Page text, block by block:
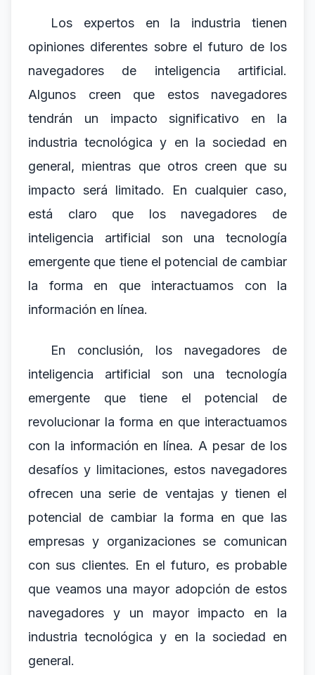
Los expertos en la industria tienen
opiniones diferentes sobre el futuro de los
navegadores de inteligencia artificial.
Algunos creen que estos navegadores
tendrán un impacto significativo en la
industria tecnológica y en la sociedad en
general, mientras que otros creen que su
impacto será limitado. En cualquier caso,
está claro que los navegadores de
inteligencia artificial son una tecnología
emergente que tiene el potencial de cambiar
la forma en que interactuamos con la
información en línea.
En conclusión, los navegadores de
inteligencia artificial son una tecnología
emergente que tiene el potencial de
revolucionar la forma en que interactuamos
con la información en línea. A pesar de los
desafíos y limitaciones, estos navegadores
ofrecen una serie de ventajas y tienen el
potencial de cambiar la forma en que las
empresas y organizaciones se comunican
con sus clientes. En el futuro, es probable
que veamos una mayor adopción de estos
navegadores y un mayor impacto en la
industria tecnológica y en la sociedad en
general.